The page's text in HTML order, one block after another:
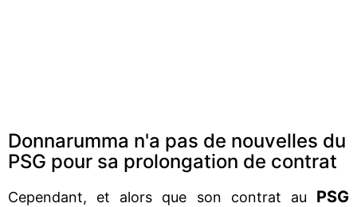
Donnarumma n'a pas de nouvelles du
PSG pour sa prolongation de contrat
Cependant, et alors que son contrat au PSG